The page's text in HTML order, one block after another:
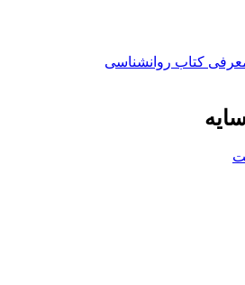
کتاب روانشناسی